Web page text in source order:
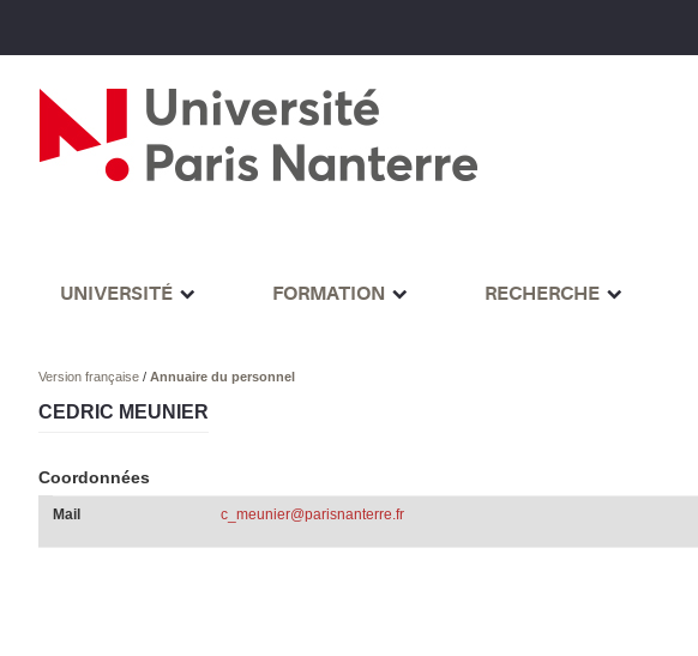
UNIVERSITÉ FORMATION RECHERCHE
Version française/ Annuaire du personnel
CEDRIC MEUNIER
Coordonnées
Mail c_meunier@parisnanterre.fr